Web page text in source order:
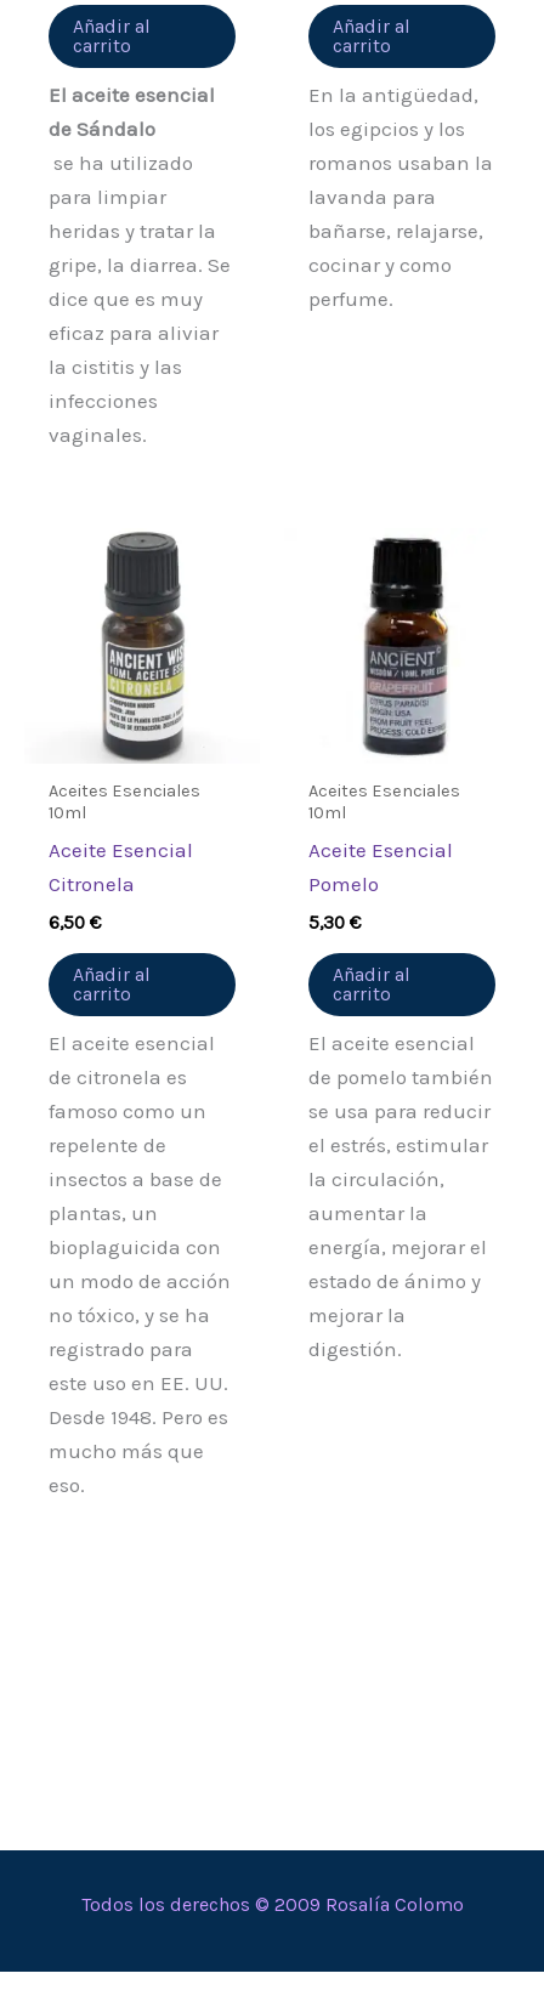
Añadir al
carrito
El aceite esencial
de Sándalo
se ha utilizado
para limpiar
heridas y tratar la
gripe, la diarrea. Se
dice que es muy
eficaz para aliviar
la cistitis y las
infecciones
vaginales.
Añadir al
carrito
En la antigüedad,
los egipcios y los
romanos usaban la
lavanda para
bañarse, relajarse,
cocinar y como
perfume.
Aceites Esenciales
10ml
Aceite Esencial
Citronela
6,50€
Añadir al
carrito
El aceite esencial
de citronela es
famoso como un
repelente de
insectos a base de
plantas, un
bioplaguicida con
un modo de acción
no tóxico, y se ha
registrado para
este uso en EE. UU.
Desde 1948. Pero es
mucho más que
eso.
Aceites Esenciales
10ml
Aceite Esencial
Pomelo
5,30€
Añadir al
carrito
El aceite esencial
de pomelo también
se usa para reducir
el estrés, estimular
la circulación,
aumentar la
energía, mejorar el
estado de ánimo y
mejorar la
digestión.
Todos los derechos © 2009 Rosalía Colomo